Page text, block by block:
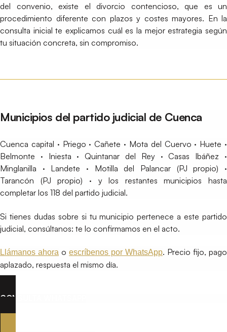
del convenio, existe el divorcio contencioso, que es un
procedimiento diferente con plazos y costes mayores. En la
consulta inicial te explicamos cuál es la mejor estrategia según
tu situación concreta, sin compromiso.
Municipios del partido judicial de Cuenca
Cuenca capital · Priego · Cañete · Mota del Cuervo · Huete ·
Belmonte · Iniesta · Quintanar del Rey · Casas Ibáñez ·
Minglanilla · Landete · Motilla del Palancar (PJ propio) ·
Tarancón (PJ propio) · y los restantes municipios hasta
completar los 118 del partido judicial.
Si tienes dudas sobre si tu municipio pertenece a este partido
judicial, consúltanos: te lo confirmamos en el acto.
Llámanos ahora o escríbenos por WhatsApp. Precio fijo, pago
aplazado, respuesta el mismo día.
CONSULTA WHATSAPP